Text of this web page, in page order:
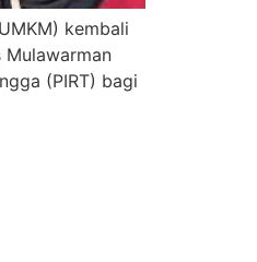
kembali
(PIRT) bagi